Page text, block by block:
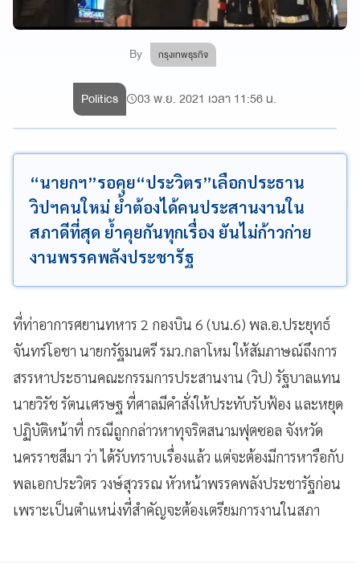
By กรุงเทพธุรกิจ
Politics 03 พ.ย. 2021 เวลา 11:56 น.
“นายกฯ”รอคุย“ประวิตร”เลือกประธาน
วิปฯคนใหม่ ย้ำต้องได้คนประสานงานใน
สภาดีที่สุด ย้ำคุยกันทุกเรื่อง ยันไม่ก้าวก่าย
งานพรรคพลังประชารัฐ
ที่ท่าอาการศยานทหาร 2 กองบิน 6 (บน.6) พล.อ.ประยุทธ์
จันทร์โอชา นายกรัฐมนตรี รมว.กลาโหม ให้สัมภาษณ์ถึงการ
สรรหาประธานคณะกรรมการประสานงาน (วิป) รัฐบาลแทน
นายวิรัช รัตนเศรษฐ ที่ศาลมีคำสั่งให้ประทับรับฟ้อง และหยุด
ปฏิบัติหน้าที่ กรณีถูกกล่าวหาทุจริตสนามฟุตซอล จังหวัด
นครราชสีมา ว่า ได้รับทราบเรื่องแล้ว แต่จะต้องมีการหารือกับ
พลเอกประวิตร วงษ์สุวรรณ หัวหน้าพรรคพลังประชารัฐก่อน
เพราะเป็นตำแหน่งที่สำคัญจะต้องเตรียมการงานในสภา